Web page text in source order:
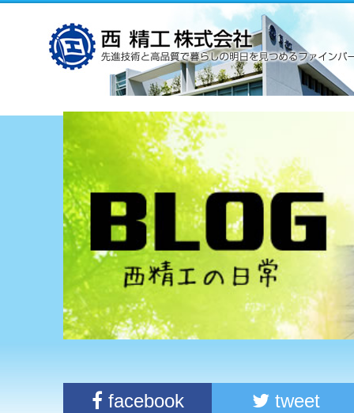
facebook tweet